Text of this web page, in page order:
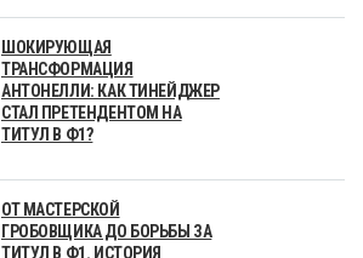
ШОКИРУЮЩАЯ
ТРАНСФОРМАЦИЯ
АНТОНЕЛЛИ: КАК ТИНЕЙДЖЕР
СТАЛ ПРЕТЕНДЕНТОМ НА
ТИТУЛ В Ф1?
ОТ МАСТЕРСКОЙ
ГРОБОВЩИКА ДО БОРЬБЫ ЗА
ТИТУЛ В Ф1. ИСТОРИЯ